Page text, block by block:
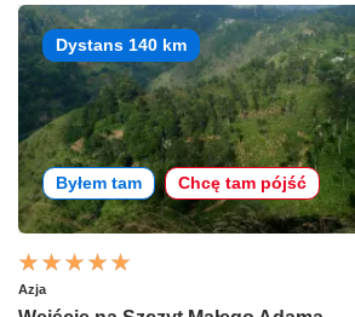
Dystans 140 km
Byłem tam Chcę tam pójść
Azja